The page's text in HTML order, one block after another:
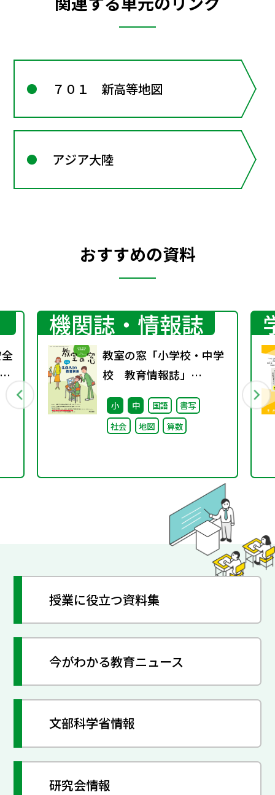
７０１ 新高等地図
アジア大陸
おすすめの資料
機関誌・情報誌
教室の窓「小学校・中学
校 教育情報誌」
vol.75 2025年4月発行
小 中 国語
書写
社会
地図 算数
授業に役立つ資料集
今がわかる教育ニュース
文部科学省情報
研究会情報